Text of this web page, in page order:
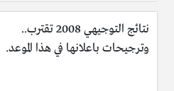
نتائج التوجيهي 2008 تقترب..
وترجيحات باعلانها في هذا الموعد.